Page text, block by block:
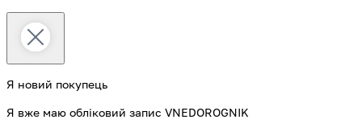
Я новий покупець
Я вже маю обліковий запис VNEDOROGNIK